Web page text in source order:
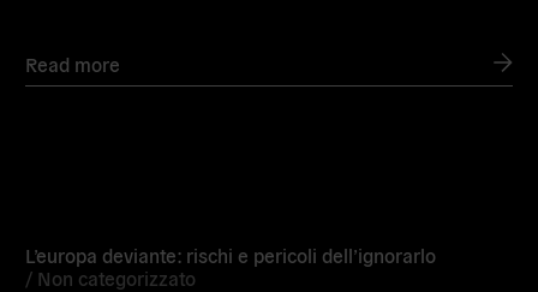
Read more
L’europa deviante: rischi e pericoli dell’ignorarlo
/ Non categorizzato